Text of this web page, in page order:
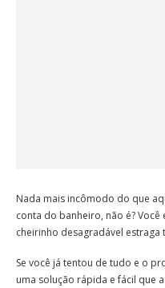
Nada mais incômodo do que
conta do banheiro, não é?
cheirinho desagradável estraga
Se você já tentou de tudo e o
uma solução rápida e fácil que